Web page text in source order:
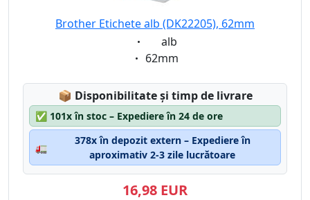
Brother Etichete alb (DK22205), 62mm
Eigenschaft:
alb
Eigenschaft:
62mm
📦 Lagerstatus:
Disponibilitate și timp de livrare
✅ 101x în stoc – Expediere în 24 de ore
🚛
378x în depozit extern – Expediere în
aproximativ 2-3 zile lucrătoare
16,98 EUR